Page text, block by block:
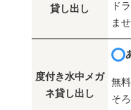
貸し出し
ド
ませ
度付き水中メガ
ネ貸し出し
無
そ